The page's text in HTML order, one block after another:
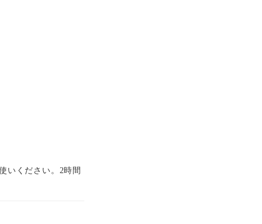
いください。2時間